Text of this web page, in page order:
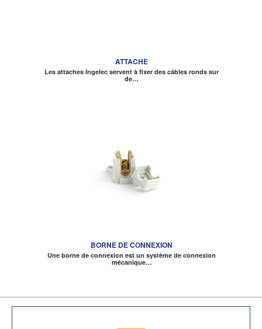
ATTACHE
Les attaches Ingelec servent à fixer des câbles ronds sur
de…
BORNE DE CONNEXION
Une borne de connexion est un système de connexion
mécanique…